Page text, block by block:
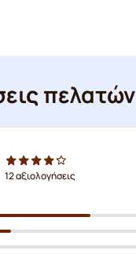
πελατών
12αξιολογήσεις